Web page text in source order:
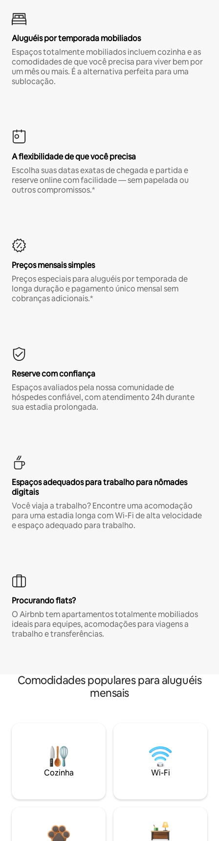
Aluguéis por temporada mobiliados
Espaços totalmente mobiliados incluem cozinha e as
comodidades de que você precisa para viver bem por
um mês ou mais. É a alternativa perfeita para uma
sublocação.
A flexibilidade de que você precisa
Escolha suas datas exatas de chegada e partida e
reserve online com facilidade — sem papelada ou
outros compromissos.*
Preços mensais simples
Preços especiais para aluguéis por temporada de
longa duração e pagamento único mensal sem
cobranças adicionais.*
Reserve com confiança
Espaços avaliados pela nossa comunidade de
hóspedes confiável, com atendimento 24h durante
sua estadia prolongada.
Espaços adequados para trabalho para nômades
digitais
Você viaja a trabalho? Encontre uma acomodação
para uma estadia longa com Wi-Fi de alta velocidade
e espaço adequado para trabalho.
Procurando flats?
O Airbnb tem apartamentos totalmente mobiliados
ideais para equipes, acomodações para viagens a
trabalho e transferências.
Comodidades populares para aluguéis
mensais
Cozinha Wi-Fi